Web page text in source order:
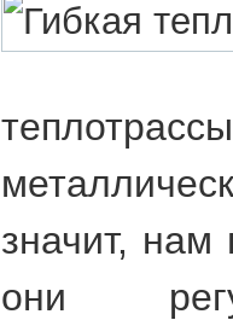
значит, нам
они